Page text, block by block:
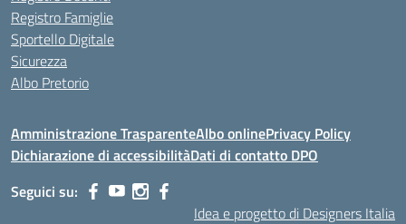
Registro Famiglie
Sportello Digitale
Sicurezza
Albo Pretorio
Amministrazione TrasparenteAlbo onlinePrivacy Policy
Dichiarazione di accessibilitàDati di contatto DPO
Seguici su:
Idea e progetto di Designers Italia